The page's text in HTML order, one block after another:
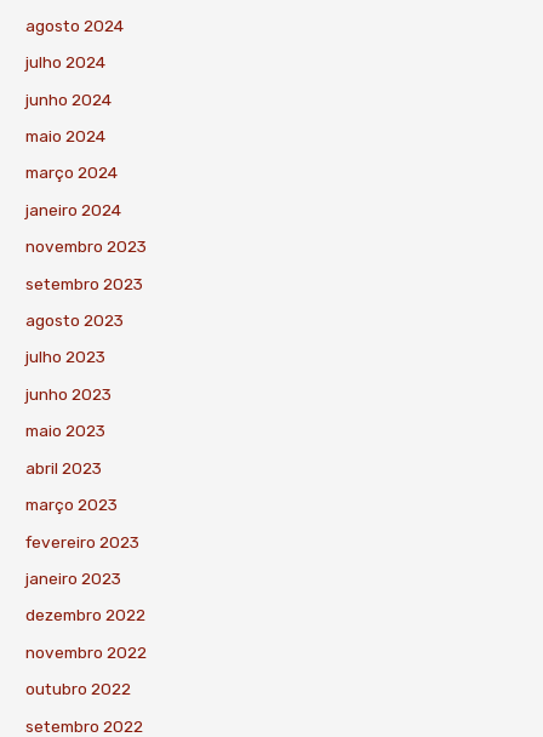
agosto 2024
julho 2024
junho 2024
maio 2024
março 2024
janeiro 2024
novembro 2023
setembro 2023
agosto 2023
julho 2023
junho 2023
maio 2023
abril 2023
março 2023
fevereiro 2023
janeiro 2023
dezembro 2022
novembro 2022
outubro 2022
setembro 2022